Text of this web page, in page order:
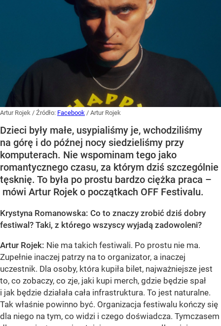
Artur Rojek / Źródło: Facebook / Artur Rojek
Dzieci były małe, usypialiśmy je, wchodziliśmy
na górę i do późnej nocy siedzieliśmy przy
komputerach. Nie wspominam tego jako
romantycznego czasu, za którym dziś szczególnie
tęsknię. To była po prostu bardzo ciężka praca –
mówi Artur Rojek o początkach OFF Festivalu.
Krystyna Romanowska: Co to znaczy zrobić dziś dobry
festiwal? Taki, z którego wszyscy wyjadą zadowoleni?
Artur Rojek: Nie ma takich festiwali. Po prostu nie ma.
Zupełnie inaczej patrzy na to organizator, a inaczej
uczestnik. Dla osoby, która kupiła bilet, najważniejsze jest
to, co zobaczy, co zje, jaki kupi merch, gdzie będzie spał
i jak będzie działała cała infrastruktura. To jest naturalne.
Tak właśnie powinno być. Organizacja festiwalu kończy się
dla niego na tym, co widzi i czego doświadcza. Tymczasem